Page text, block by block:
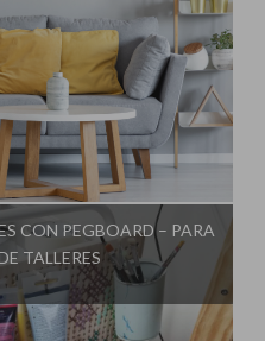
Taller de Ire
CON PEGBOARD – PARA
TALLERES